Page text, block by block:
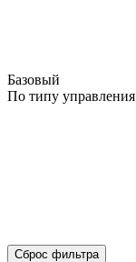
Базовый
По типу управления
Сброс фильтра